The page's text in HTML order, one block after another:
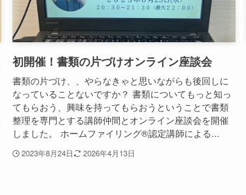
初開催！書類の片づけオンライン座談会
書類の片づけ、、やらなきゃと思いながらも後回しに
なっていることないですか？ 書類についてもっと知っ
てもらおう、興味を持ってもらおうということで書類
整理を専門とする講師仲間とオンライン座談会を開催
しました。 ホームファイリング®認定講師による...
2023年8月24日 2026年4月13日